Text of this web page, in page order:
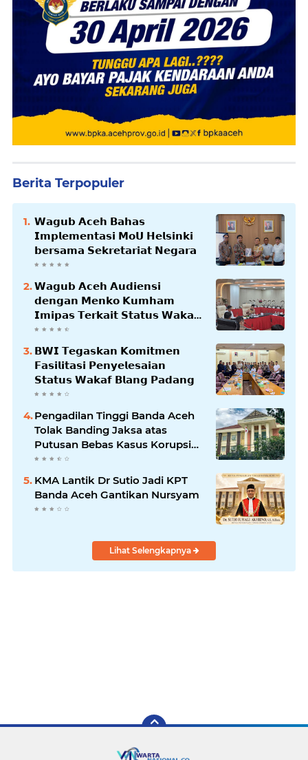
Berita Terpopuler
𝗪𝗮𝗴𝘂𝗯 𝗔𝗰𝗲𝗵 𝗕𝗮𝗵𝗮𝘀
𝗜𝗺𝗽𝗹𝗲𝗺𝗲𝗻𝘁𝗮𝘀𝗶 𝗠𝗼𝗨 𝗛𝗲𝗹𝘀𝗶𝗻𝗸𝗶
𝗯𝗲𝗿𝘀𝗮𝗺𝗮 𝗦𝗲𝗸𝗿𝗲𝘁𝗮𝗿𝗶𝗮𝘁 𝗡𝗲𝗴𝗮𝗿𝗮
𝗪𝗮𝗴𝘂𝗯 𝗔𝗰𝗲𝗵 𝗔𝘂𝗱𝗶𝗲𝗻𝘀𝗶
𝗱𝗲𝗻𝗴𝗮𝗻 𝗠𝗲𝗻𝗸𝗼 𝗞𝘂𝗺𝗵𝗮𝗺
𝗜𝗺𝗶𝗽𝗮𝘀 𝗧𝗲𝗿𝗸𝗮𝗶𝘁 𝗦𝘁𝗮𝘁𝘂𝘀 𝗪𝗮𝗸𝗮𝗳
𝗕𝗹𝗮𝗻𝗴𝗽𝗮𝗱𝗮𝗻𝗴
𝗕𝗪𝗜 𝗧𝗲𝗴𝗮𝘀𝗸𝗮𝗻 𝗞𝗼𝗺𝗶𝘁𝗺𝗲𝗻
𝗙𝗮𝘀𝗶𝗹𝗶𝘁𝗮𝘀𝗶 𝗣𝗲𝗻𝘆𝗲𝗹𝗲𝘀𝗮𝗶𝗮𝗻
𝗦𝘁𝗮𝘁𝘂𝘀 𝗪𝗮𝗸𝗮𝗳 𝗕𝗹𝗮𝗻𝗴 𝗣𝗮𝗱𝗮𝗻𝗴
Pengadilan Tinggi Banda Aceh
Tolak Banding Jaksa atas
Putusan Bebas Kasus Korupsi
Wastafel
KMA Lantik Dr Sutio Jadi KPT
Banda Aceh Gantikan Nursyam
Lihat Selengkapnya